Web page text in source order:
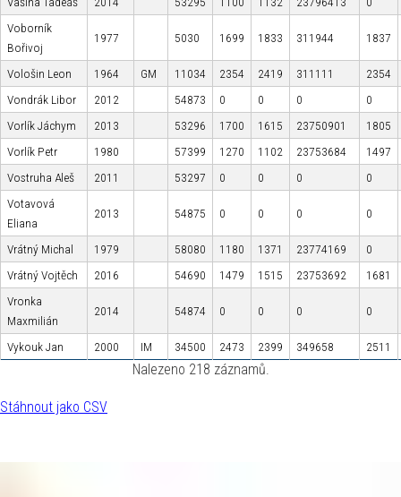
Voborník
Bořivoj
1977 5030 1699 1833 311944 1837
Vološin Leon 1964 GM 11034 2354 2419 311111
2354
Vondrák Libor
2012 54873 0 0 0
0
Vorlík Jáchym
2013 53296 1700 1615 23750901
1805
Vorlík Petr
1980 57399 1270 1102 23753684
1497
Vostruha Aleš
2011 53297 0 0 0
0
Votavová
Eliana
2013 54875 0 0 0 0
Vrátný Michal 1979 58080 1180 1371 23774169
0
Vrátný Vojtěch
2016 54690 1479 1515 23753692
1681
Vronka
Maxmilián
2014 54874 0 0 0 0
Vykouk Jan 2000 IM 34500 2473 2399 349658 2511
Nalezeno 218 záznamů.
Stáhnout jako CSV